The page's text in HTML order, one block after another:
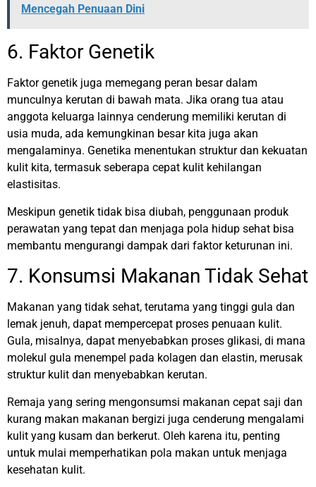
Mencegah Penuaan Dini
6. Faktor Genetik
Faktor genetik juga memegang peran besar dalam
munculnya kerutan di bawah mata. Jika orang tua atau
anggota keluarga lainnya cenderung memiliki kerutan di
usia muda, ada kemungkinan besar kita juga akan
mengalaminya. Genetika menentukan struktur dan kekuatan
kulit kita, termasuk seberapa cepat kulit kehilangan
elastisitas.
Meskipun genetik tidak bisa diubah, penggunaan produk
perawatan yang tepat dan menjaga pola hidup sehat bisa
membantu mengurangi dampak dari faktor keturunan ini.
7. Konsumsi Makanan Tidak Sehat
Makanan yang tidak sehat, terutama yang tinggi gula dan
lemak jenuh, dapat mempercepat proses penuaan kulit.
Gula, misalnya, dapat menyebabkan proses glikasi, di mana
molekul gula menempel pada kolagen dan elastin, merusak
struktur kulit dan menyebabkan kerutan.
Remaja yang sering mengonsumsi makanan cepat saji dan
kurang makan makanan bergizi juga cenderung mengalami
kulit yang kusam dan berkerut. Oleh karena itu, penting
untuk mulai memperhatikan pola makan untuk menjaga
kesehatan kulit.